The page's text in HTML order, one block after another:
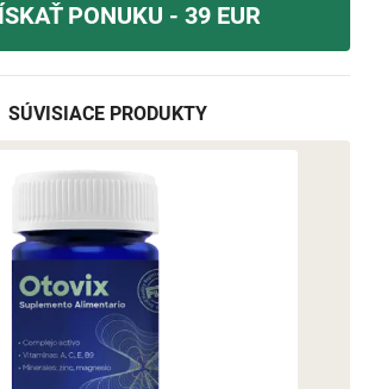
PONUKU - 39 EUR
SÚVISIACE PRODUKTY